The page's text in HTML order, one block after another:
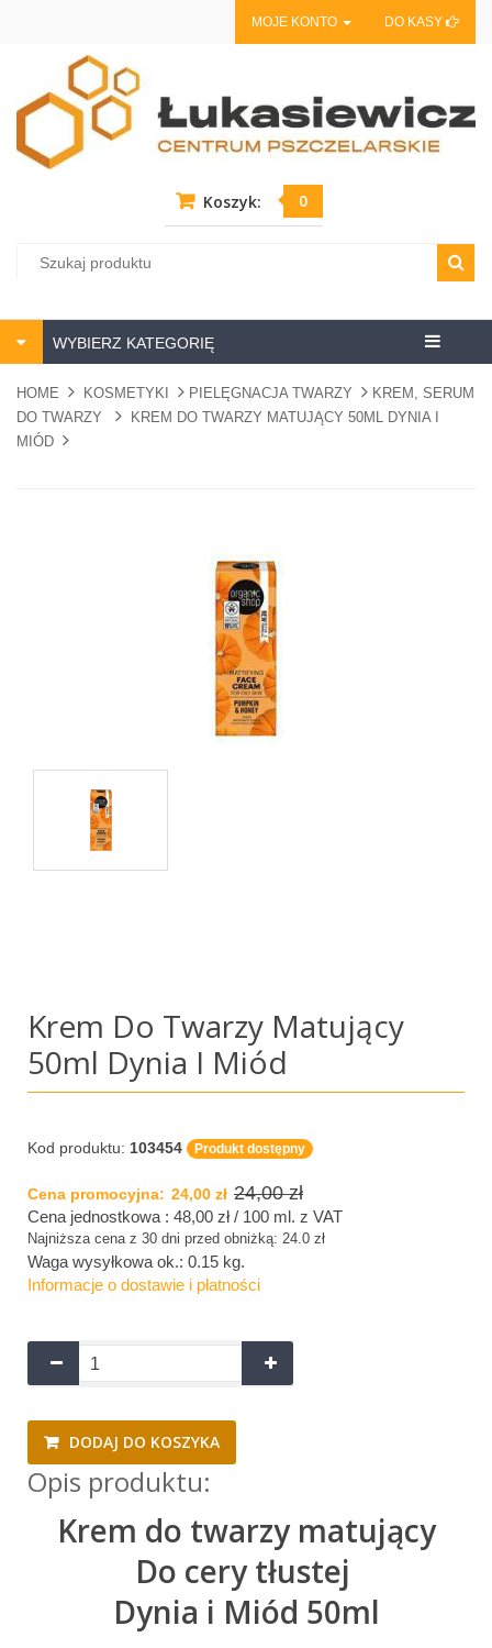
MOJE KONTO DO KASY
Koszyk: 0
Centrum
WYBIERZ KATEGORIĘ
HOME KOSMETYKI PIELĘGNACJA TWARZY
KREM, SERUM
DO TWARZY
KREM DO TWARZY MATUJĄCY 50ML DYNIA I
MIÓD
Krem Do Twarzy Matujący
50ml Dynia I Miód
Kod produktu: 103454 Produkt dostępny
Cena promocyjna: 24,00 zł 24,00 zł
Cena jednostkowa : 48,00 zł / 100 ml. z VAT
Najniższa cena z 30 dni przed obniżką: 24.0 zł
Waga wysyłkowa ok.: 0.15 kg.
Informacje o dostawie i płatności
DODAJ DO KOSZYKA
Opis produktu:
Krem do twarzy matujący
Do cery tłustej
Dynia i Miód 50ml